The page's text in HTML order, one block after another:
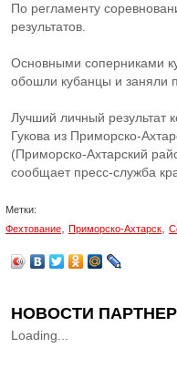
По регламенту
результатов.
Основными соперниками
обошли кубанцы и заняли
Лучший личный результат
Гукова из Приморско-
(Приморско-Ахтарский
сообщает пресс-служба
Метки:
Фехтование
Приморско-Ахтарск
НОВОСТИ
Loading...